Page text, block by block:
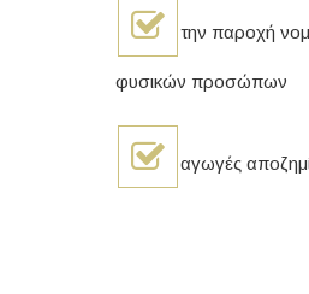
την παροχή
φυσικών προσώπων
αγωγές